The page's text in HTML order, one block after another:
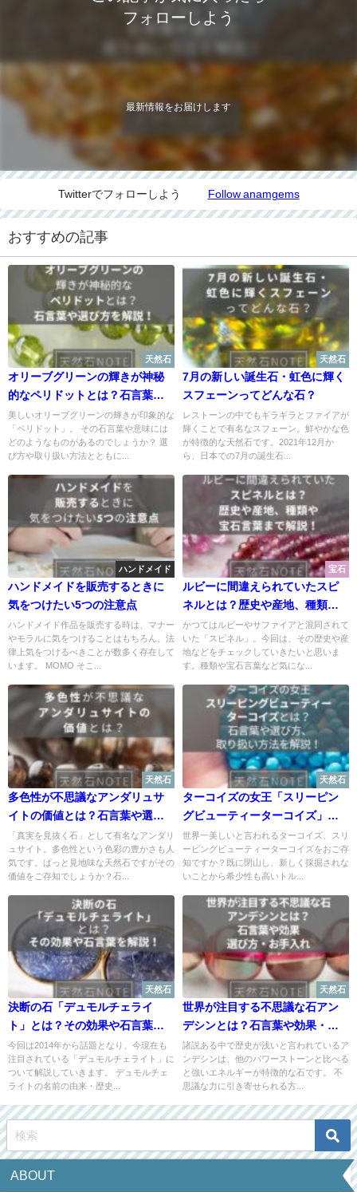
フォローしよう
最新情報をお届けします
Twitterでフォローしよう Follow anamgems
おすすめの記事
天然石
オリーブグリーンの輝きが神秘
的なペリドットとは？石言葉や
選び方を解説！
美しいオリーブグリーンの輝きが印象的な
「ペリドット」。 その石言葉や意味には
どのようなものがあるのでしょうか？ 選
び方や取り扱い方法とともに...
天然石
7月の新しい誕生石・虹色に輝く
スフェーンってどんな石？
レストーンの中でもギラギラとファイアが
輝くことで有名なスフェーン。鮮やかな色
が特徴的な天然石です。2021年12月か
ら、日本での7月の誕生石...
ハンドメイド
ハンドメイドを販売するときに
気をつけたい5つの注意点
ハンドメイド作品を販売する時は、マナー
やモラルに気をつけることはもちろん、法
律上気をつけるべきことが数多く存在して
います。 MOMO そこ...
宝石
ルビーに間違えられていたスピ
ネルとは？歴史や産地、種類や
宝石言葉まで解説！
かつてはルビーやサファイアと混同されて
いた「スピネル」。今回は、その歴史や産
地などをチェックしていきたいと思いま
す。種類や宝石言葉など気にな...
天然石
多色性が不思議なアンダリュサ
イトの価値とは？石言葉や選び
方、取り扱い方法まで解説！
「真実を見抜く石」として有名なアンダリ
ュサイト。多色性という色彩の豊かさも人
気です。ぱっと見地味な天然石ですがその
価値をご存知でしょうか？石...
天然石
ターコイズの女王「スリーピン
グビューティーターコイズ」と
は？ 石言葉や選び方、取り扱い
方法を解説！
世界一美しいと言われるターコイズ、スリ
ーピングビューティーターコイズをおご存
知ですか？既に閉山し、新しく採掘されな
いことから希少性も高いトル...
天然石
決断の石「デュモルチェライ
ト」とは？その効果や石言葉を
解説！
今回は2014年から話題となり、今現在も
注目されている「デュモルチェライト」に
ついて解説していきます。 デュモルチェ
ライトの名前の由来・歴史...
天然石
世界が注目する不思議な石アン
デシンとは？石言葉や効果・選
び方・お手入れ
諸説ある中で歴史が浅いと言われているア
ンデシンは、他のパワーストーンと比べる
と強いエネルギーが特徴的な石です。 不
思議な力に引き寄せられる方...
ABOUT